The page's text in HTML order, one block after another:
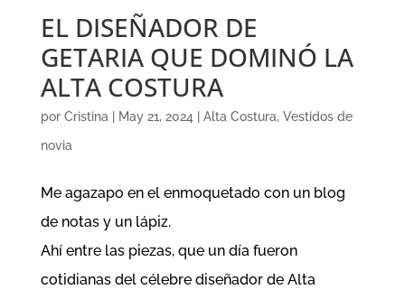
EL DISEÑADOR DE
GETARIA QUE DOMINÓ LA
ALTA COSTURA
por Cristina May 21, 2024 Alta Costura, Vestidos de
novia
Me agazapo en el enmoquetado con un blog
de notas y un lápiz.
Ahí entre las piezas, que un día fueron
cotidianas del célebre diseñador de Alta